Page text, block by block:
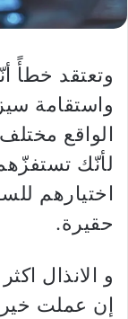
وتعتقد خطأً
واستقامة
الواقع
لأنّك
اختيارهم
حقيرة.
و الانذال
إن عملت